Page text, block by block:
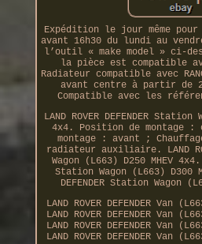
Expédition le jour même pour
avant 16h30 du lundi au
l’outil « make model » ci-
la pièce est compatible
Radiateur compatible avec
avant centre à partir de
Compatible avec les
LAND ROVER DEFENDER
4x4. Position de montage
montage : avant ;
radiateur auxiliaire. LAND
Wagon (L663) D250 MHEV 4x4.
Station Wagon (L663) D300
DEFENDER Station Wagon
LAND ROVER DEFENDER Van
LAND ROVER DEFENDER Van
LAND ROVER DEFENDER Van
LAND ROVER DEFENDER Van